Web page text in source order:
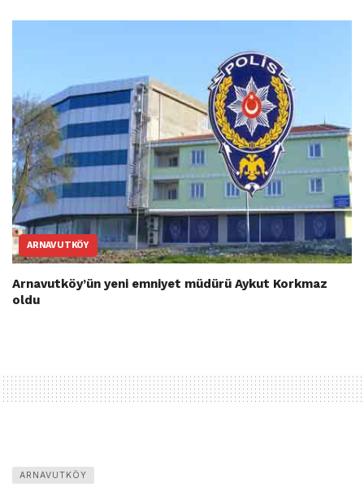
ARNAVUTKÖY
Arnavutköy’ün yeni emniyet müdürü Aykut Korkmaz
oldu
ARNAVUTKÖY